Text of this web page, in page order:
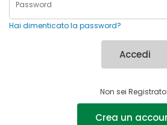
Hai dimenticato la password?
Accedi
Non sei
Crea un